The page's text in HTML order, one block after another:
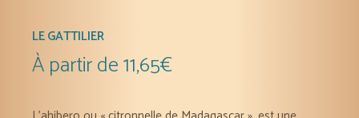
LE GATTILIER
À partir de11,65€